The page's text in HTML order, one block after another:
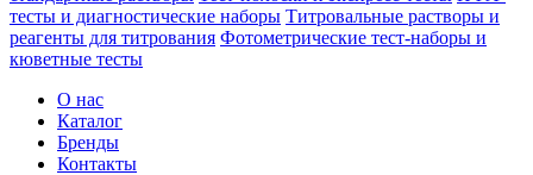
тесты и диагностические наборы Титровальные растворы и
реагенты для титрования Фотометрические тест-наборы и
кюветные тесты
О нас
Каталог
Бренды
Контакты